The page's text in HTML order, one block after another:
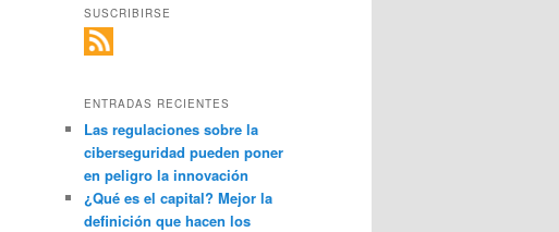
SUSCRIBIRSE
ENTRADAS RECIENTES
Las regulaciones sobre la
ciberseguridad pueden poner
en peligro la innovación
¿Qué es el capital? Mejor la
definición que hacen los